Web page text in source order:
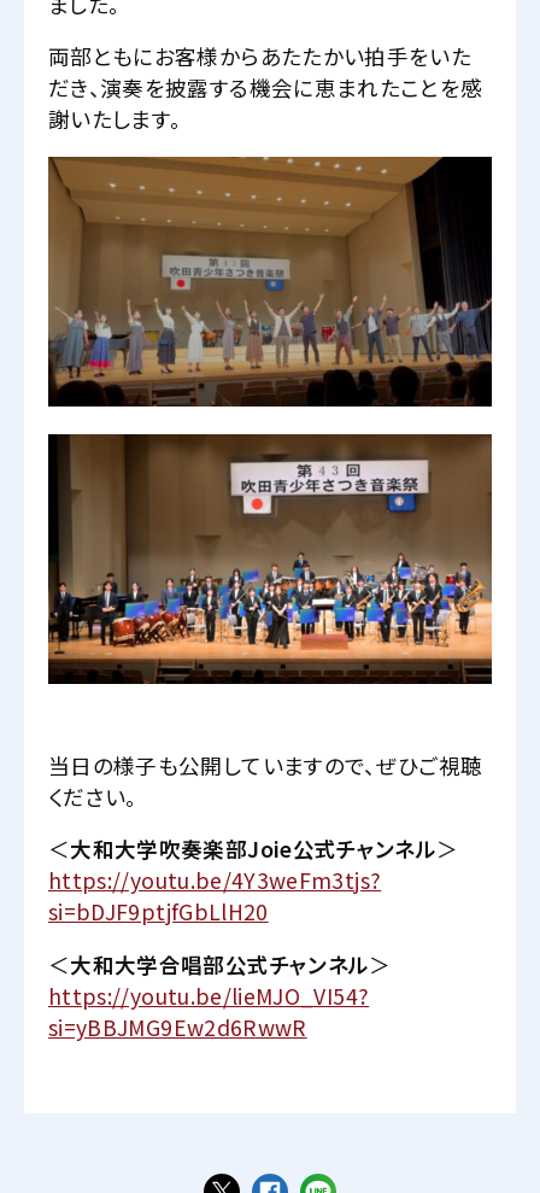
両部ともにお客様からあたたかい拍手をいた
だき、演奏を披露する機会に恵まれたことを感
謝いたします。
当日の様子も公開していますので、ぜひご視聴
ください。
＜大和大学吹奏楽部Joie公式チャンネル＞
https://youtu.be/4Y3weFm3tjs?
si=bDJF9ptjfGbLlH20
＜大和大学合唱部公式チャンネル＞
https://youtu.be/lieMJO_VI54?
si=yBBJMG9Ew2d6RwwR